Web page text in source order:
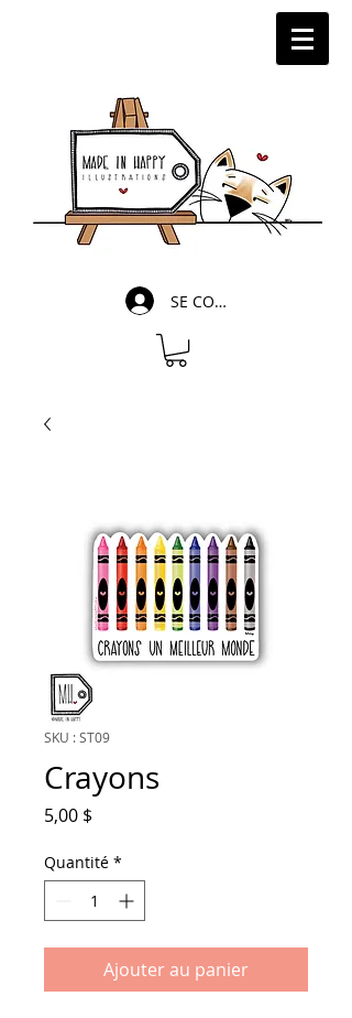
SE CONNECTER
SKU : ST09
Crayons
5,00 $
Quantité *
Ajouter au panier